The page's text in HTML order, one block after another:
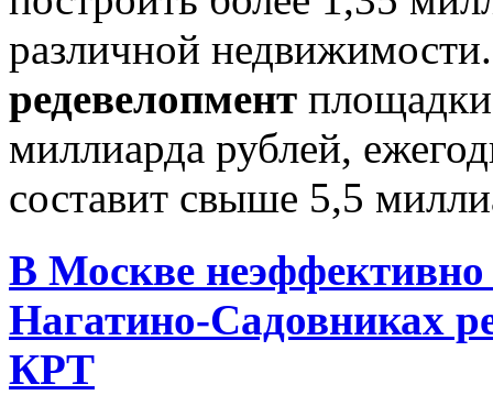
различной
редевелопмент площадки
миллиарда рублей,
составит свыше 5,5
В Москве неэффективно
Нагатино-Садовниках
КРТ